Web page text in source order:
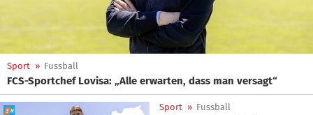
Sport » Fussball
FCS-Sportchef Lovisa: „Alle erwarten, dass man versagt“
Sport » Fussball